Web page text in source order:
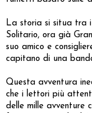
La storia si situa tra i
Solitario, ora già
suo amico e
capitano di una
Questa avventura
che i lettori più attenti
delle mille avventure